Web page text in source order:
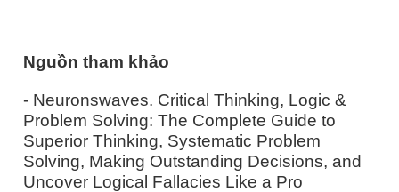
Nguồn tham khảo
- Neuronswaves. Critical Thinking, Logic &
Problem Solving: The Complete Guide to
Superior Thinking, Systematic Problem
Solving, Making Outstanding Decisions, and
Uncover Logical Fallacies Like a Pro